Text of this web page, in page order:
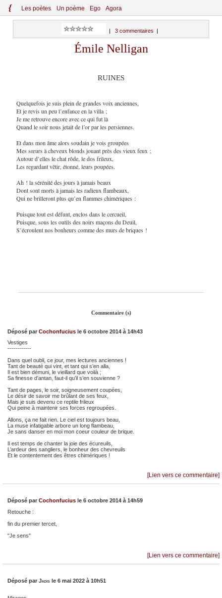
{ Les poètes Un poème Ego Agora
3 commentaires
Émile Nelligan
RUINES
Quelquefois je suis plein de grandes voix anciennes,
Et je revis un peu l’enfance en la villa ;
Je me retrouve encore avec ce qui fut là
Quand le soir nous jetait de l’or par les persiennes.
Et dans mon âme alors soudain je vois groupées
Mes sœurs à cheveux blonds jouant près des vieux feux ;
Autour d’elles le chat rôde, le dos frileux,
Les regardant vêtir, étonné, leurs poupées.
Ah ! la sérénité des jours à jamais beaux
Dont sont morts à jamais les radieux flambeaux,
Qui ne brilleront plus qu’en flammes chimériques :
Puisque tout est défunt, enclos dans le cercueil,
Puisque, sous les outils des noirs maçons du Deuil,
S’écroulent nos bonheurs comme des murs de briques !
Commentaire (s)
Déposé par Cochonfucius le 6 octobre 2014 à 14h43
Vestiges
------------
Dans quel oubli, ce jour, mes lectures anciennes !
Tant de beauté qui vint, et tant qui s’en alla,
Il est bien démuni, le vieillard que voilà ;
Sa finesse d’antan, faut-il qu’il s’en souvienne ?
Tant de pages, le soir, soigneusement coupées,
Le désir de savoir me brûlant de ses feux,
Mais je suis devenu ce reptile frileux
Qui peine à maintenir ses forces regroupées.
Allons, ça ne fait rien. Le ciel est toujours beau,
La muse infatigable arbore un long flambeau,
Je sans danser en moi mon coeur couleur de brique.
Il est temps de chanter la joie des écureuils,
L’ardeur des sangliers, le bonheur des chevreuils
Et le contentement des êtres chimériques !
[Lien vers ce commentaire]
Déposé par Cochonfucius le 6 octobre 2014 à 14h59
Retouche :
fin du premier tercet,
"Je sens"
[Lien vers ce commentaire]
Déposé par Jadis le 6 mai 2022 à 10h51